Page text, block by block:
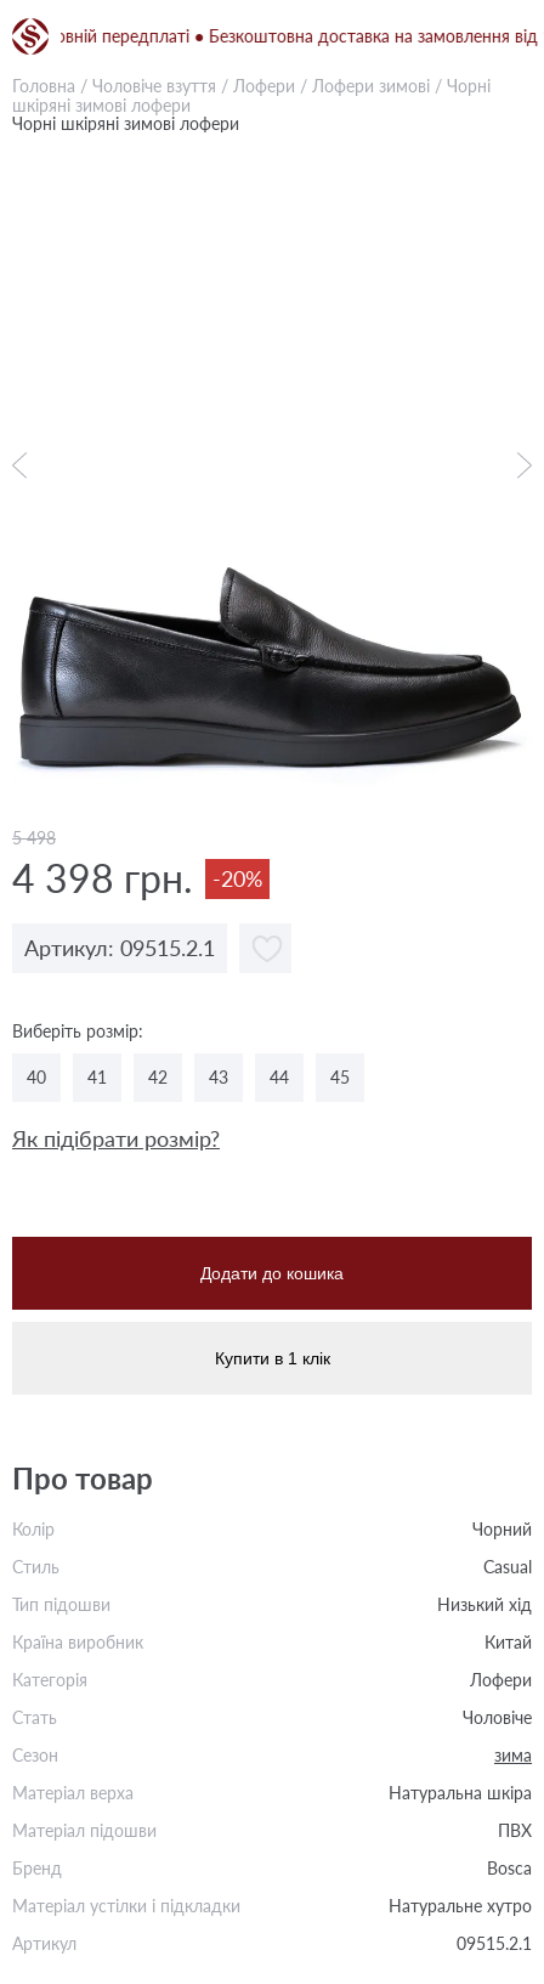
передплаті ● Безкоштовна доставка на замовлення від
Головна / Чоловіче взуття / Лофери / Лофери зимові / Чорні
шкіряні зимові лофери
Чорні шкіряні зимові лофери
5 498
4 398 грн. -20%
Артикул: 09515.2.1
Виберіть розмір:
40 41 42 43 44 45
Як підібрати розмір?
Додати до кошика
Купити в 1 клік
Про товар
Колір
Чорний
Стиль
Casual
Тип підошви
Низький хід
Країна виробник
Китай
Категорія
Лофери
Стать
Чоловіче
Сезон
зима
Матеріал верха
Натуральна шкіра
Матеріал підошви
ПВХ
Бренд
Bosca
Матеріал устілки і підкладки
Натуральне хутро
Артикул
09515.2.1